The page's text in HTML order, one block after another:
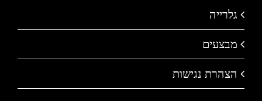
גלרייה
מבצעים
הצהרת נגישות